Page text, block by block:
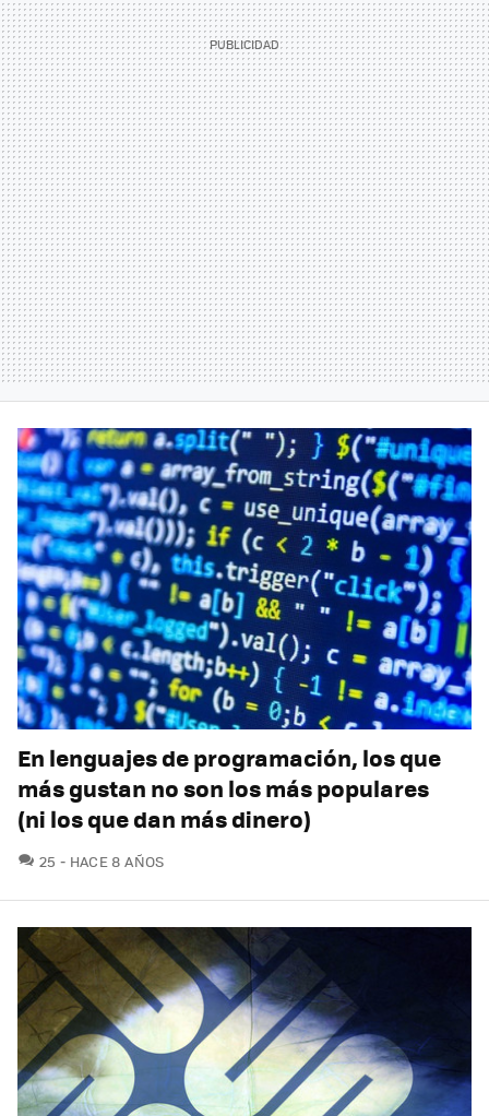
En lenguajes de programación, los que
más gustan no son los más populares
(ni los que dan más dinero)
25 COMENTARIOS
HACE 8 AÑOS